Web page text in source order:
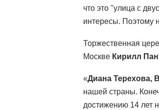
что это "улица с
интересы. Поэтому
Торжественная
МосквеКирилл
«Диана Терехова,
нашей страны.
достижению 14 лет